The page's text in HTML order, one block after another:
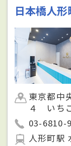
日本橋人
東京都中
４ いち
03-6810-
人形町駅